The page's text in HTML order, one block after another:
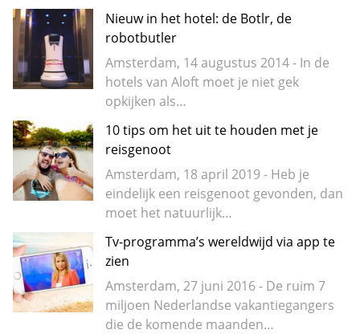
Nieuw in het hotel: de Botlr, de
robotbutler
Amsterdam, 14 augustus 2014 - In de
hotels van Aloft moet je niet gek
opkijken als…
10 tips om het uit te houden met je
reisgenoot
Amsterdam, 18 april 2019 - Heb je
eindelijk een reisgenoot gevonden, dan
moet het natuurlijk…
Tv-programma’s wereldwijd via app te
zien
Amsterdam, 27 juni 2016 - De ruim 7
miljoen Nederlandse vakantiegangers
die de komende maanden…